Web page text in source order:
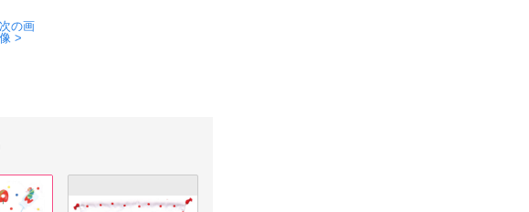
次の画
像 >